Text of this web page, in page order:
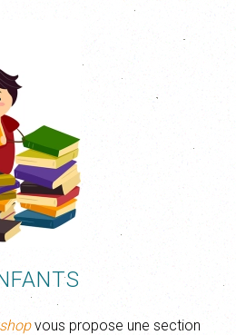
vous propose une section